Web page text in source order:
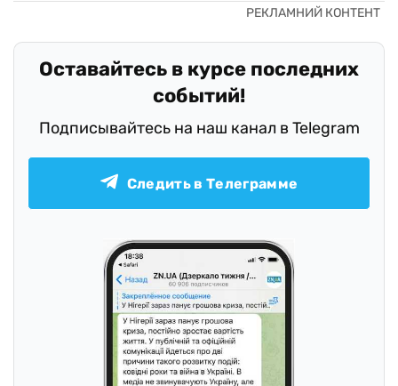
Оставайтесь в курсе последних
событий!
Подписывайтесь на наш канал в Telegram
Следить в Телеграмме